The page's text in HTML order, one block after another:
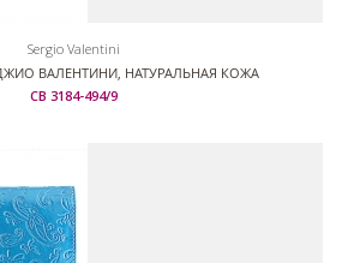
Sergio Valentini
ВАЛЕНТИНИ, НАТУРАЛЬНАЯ КОЖА
СВ 3184-494/9